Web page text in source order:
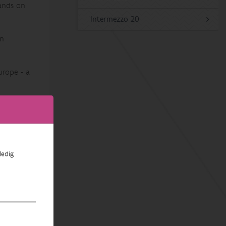
on
- a
on
68:
Intermezzo 20